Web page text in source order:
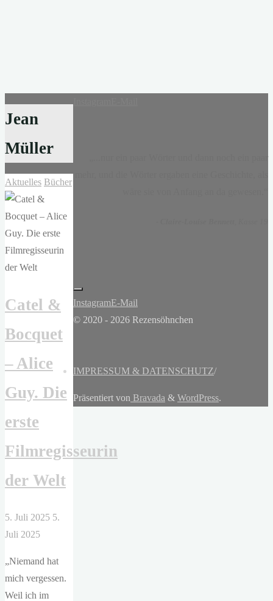
Jean
Müller
Aktuelles Bücher
Catel &
Bocquet
– Alice
Guy. Die
erste
Filmregisseurin
der Welt
5. Juli 2025 5.
Juli 2025
„Niemand hat
mich vergessen.
Weil ich im
InstagramE-Mail
© 2020 - 2026 Rezensöhnchen
IMPRESSUM & DATENSCHUTZ/
Präsentiert von Bravada & WordPress.